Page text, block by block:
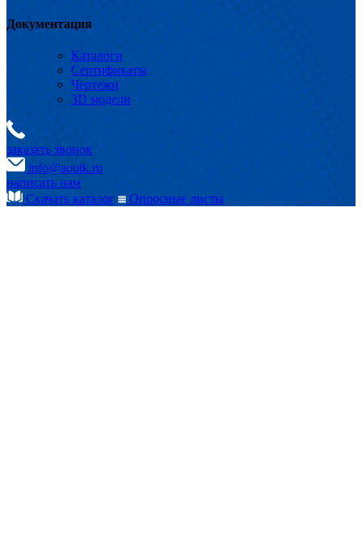
Документация
Каталоги
Сертификаты
Чертежи
3D модели
заказать звонок
info@aoutk.ru
написать нам
Cкачать каталог
Опросные листы